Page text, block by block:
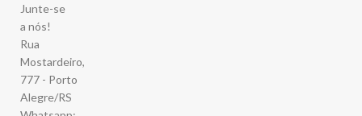
Junte-se
a nós!
Rua
Mostardeiro,
777 - Porto
Alegre/RS